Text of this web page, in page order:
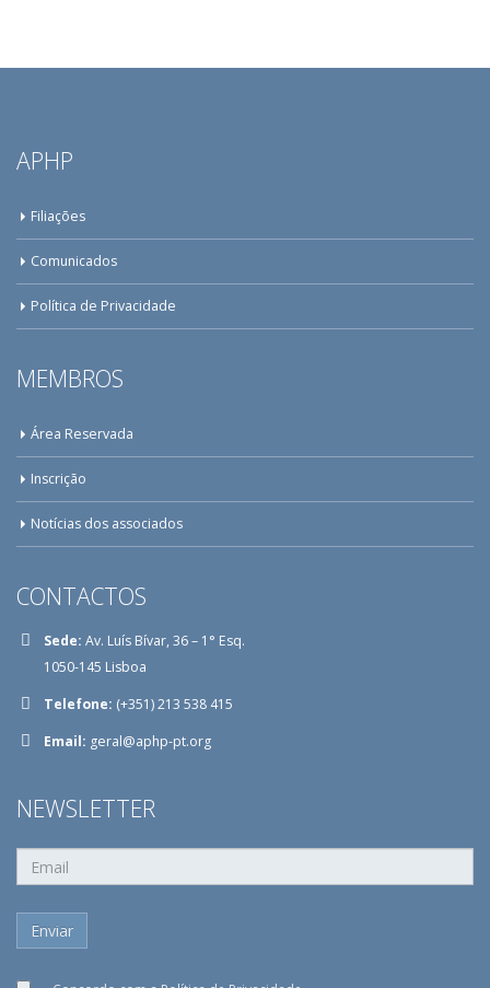
APHP
Filiações
Comunicados
Política de Privacidade
MEMBROS
Área Reservada
Inscrição
Notícias dos associados
CONTACTOS
Sede: Av. Luís Bívar, 36 – 1° Esq.
1050-145 Lisboa
Telefone: (+351) 213 538 415
Email: geral@aphp-pt.org
NEWSLETTER